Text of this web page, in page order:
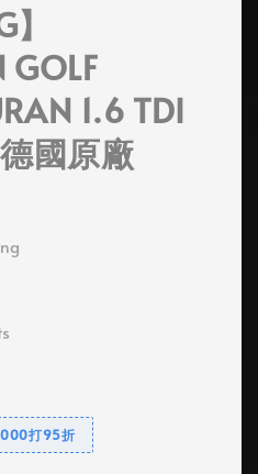
GOLF
1.6 TDI
國原廠
打95折